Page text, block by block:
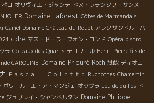
ロ オリヴィエ・ジャンテ ドヌ・フランソワ・サンメ
Domaine Laforest Côtes de Marmandais
Camel Domaine Château du Rouet アレクサンドル・バ
cidre マス・ド・ラ・フォン・ロンド Opéra bistro
ラ Coteaux des Quarts テロワール Henri-Pierre fils de
CAROLINE Domaine Prieuré Roch 試飲 ディオニ
Ｐａｓｃａｌ Ｃｏｌｅｔｔｅ Ruchottes Chamertin
ボワール・エ・ア・マンジェ オップラ Jeu de quilles ド
ジュヴレイ・シャンベルタン Domaine Philippe